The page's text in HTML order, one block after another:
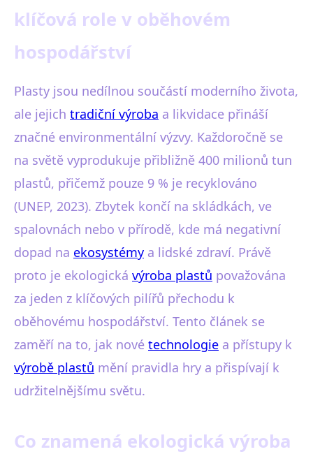
klíčová role v oběhovém
hospodářství
Plasty jsou nedílnou součástí moderního života,
ale jejich tradiční výroba a likvidace přináší
značné environmentální výzvy. Každoročně se
na světě vyprodukuje přibližně 400 milionů tun
plastů, přičemž pouze 9 % je recyklováno
(UNEP, 2023). Zbytek končí na skládkách, ve
spalovnách nebo v přírodě, kde má negativní
dopad na ekosystémy a lidské zdraví. Právě
proto je ekologická výroba plastů považována
za jeden z klíčových pilířů přechodu k
oběhovému hospodářství. Tento článek se
zaměří na to, jak nové technologie a přístupy k
výrobě plastů mění pravidla hry a přispívají k
udržitelnějšímu světu.
Co znamená ekologická výroba